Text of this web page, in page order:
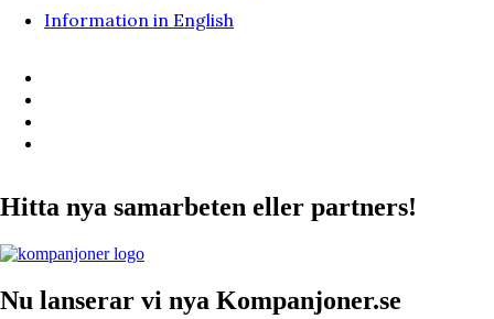
Information in English
Hitta nya samarbeten eller partners!
Nu lanserar vi nya Kompanjoner.se